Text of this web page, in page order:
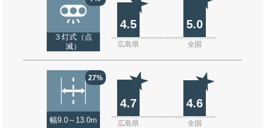
３灯式（点
滅）
4.5 5.0
広島県 全国
27%
幅9.0～13.0m
4.7 4.6
広島県 全国